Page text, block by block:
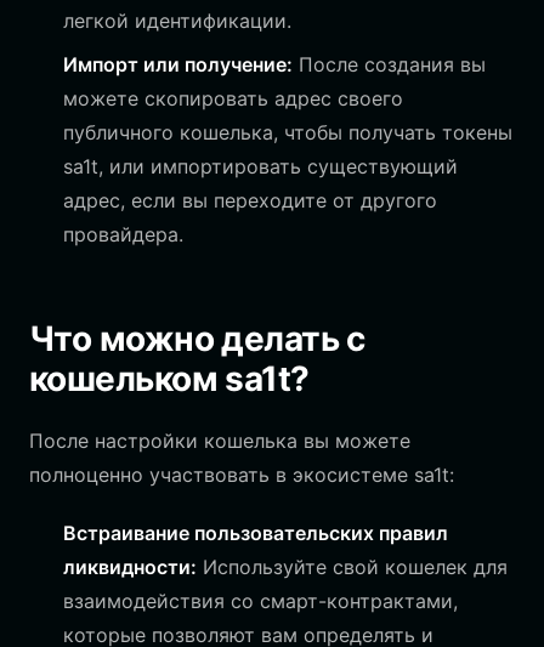
легкой идентификации.
Импорт или получение: После создания вы
можете скопировать адрес своего
публичного кошелька, чтобы получать токены
sa1t, или импортировать существующий
адрес, если вы переходите от другого
провайдера.
Что можно делать с
кошельком sa1t?
После настройки кошелька вы можете
полноценно участвовать в экосистеме sa1t:
Встраивание пользовательских правил
ликвидности: Используйте свой кошелек для
взаимодействия со смарт-контрактами,
которые позволяют вам определять и